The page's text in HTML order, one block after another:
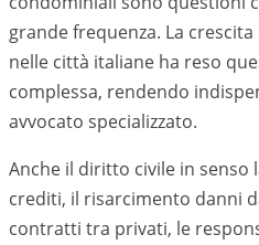
grande frequenza. La
nelle città italiane ha reso
complessa, rendendo
avvocato specializzato.
Anche il diritto civile in
crediti, il risarcimento danni
contratti tra privati, le